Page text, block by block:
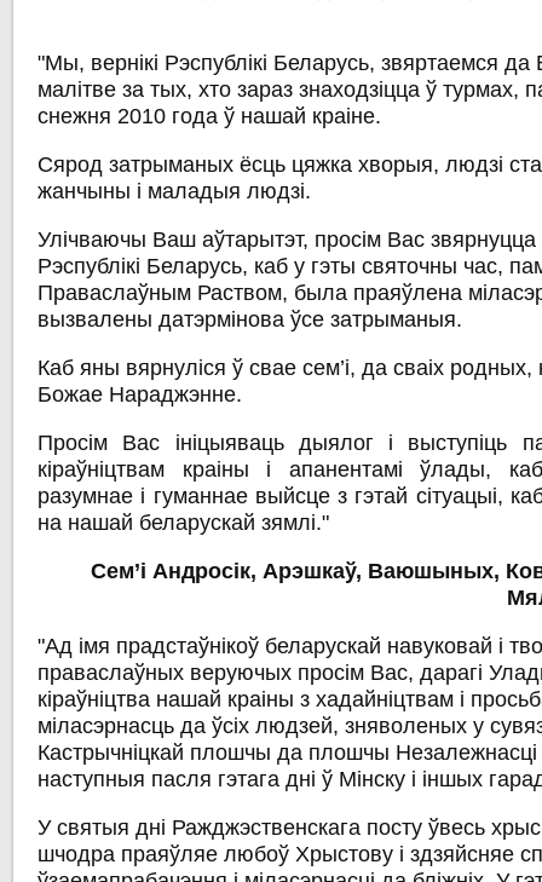
"Мы, вернікі Рэспублікі Беларусь, звяртаемся
малітве за тых, хто зараз знаходзіцца ў турмах,
снежня 2010 года ў нашай краіне.
Сярод затрыманых ёсць цяжка хворыя, людзі
жанчыны і маладыя людзі.
Улічваючы Ваш аўтарытэт, просім Вас звярнуцца
Рэспублікі Беларусь, каб у гэты святочны час,
Праваслаўным Раством, была праяўлена
вызвалены датэрмінова ўсе затрыманыя.
Каб яны вярнуліся ў свае сем’і, да сваіх родных,
Божае Нараджэнне.
Просім Вас ініцыяваць дыялог і выступіць
кіраўніцтвам краіны і апанентамі ўлады,
разумнае і гуманнае выйсце з гэтай сітуацыі,
на нашай беларускай зямлі."
Сем’і Андросік, Арэшкаў, Ваюшыных,
"Ад імя прадстаўнікоў беларускай навуковай і
праваслаўных веруючых просім Вас, дарагі
кіраўніцтва нашай краіны з хадайніцтвам і
міласэрнасць да ўсіх людзей, зняволеных у
Кастрычніцкай плошчы да плошчы Незалежнасці
наступныя пасля гэтага дні ў Мінску і іншых
У святыя дні Ражджэственскага посту ўвесь
шчодра праяўляе любоў Хрыстову і здзяйсняе